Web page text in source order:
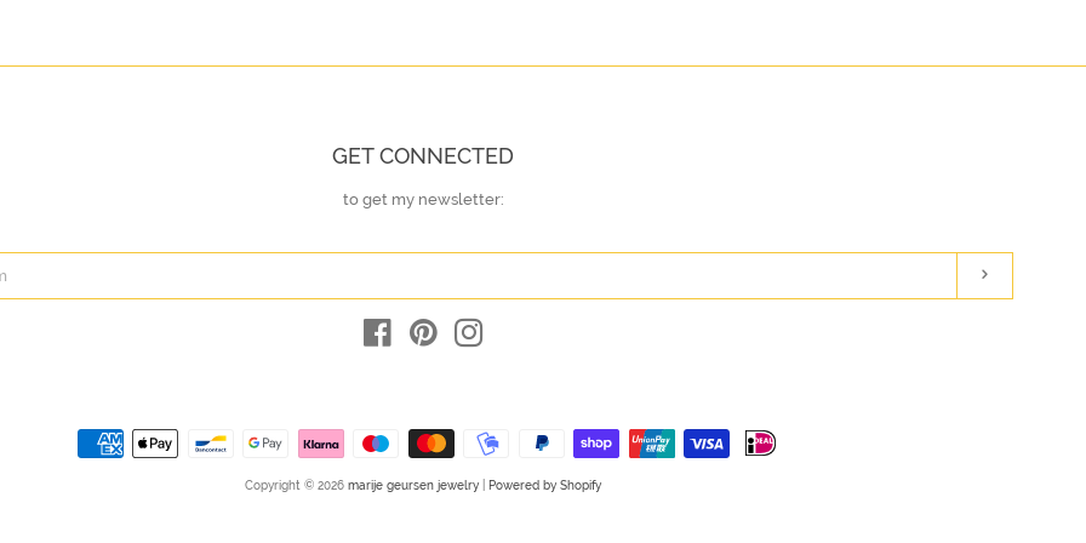
GET CONNECTED
ENTER
EMAIL
to get my newsletter:
FacebookPinterest
Copyright © 2026 marije geursen jewelry Powered by Shopify